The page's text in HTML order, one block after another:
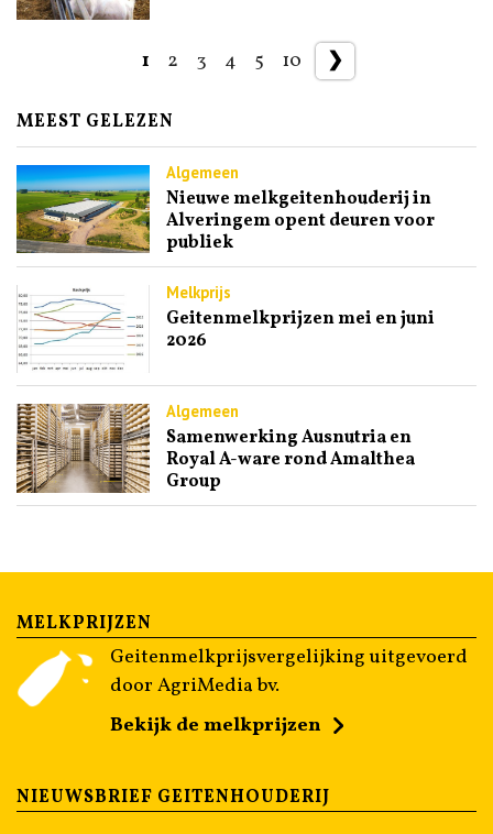
1 2 3 4 5 10 ❯
MEEST GELEZEN
Algemeen
Nieuwe melkgeitenhouderij in
Alveringem opent deuren voor
publiek
Melkprijs
Geitenmelkprijzen mei en juni
2026
Algemeen
Samenwerking Ausnutria en
Royal A-ware rond Amalthea
Group
MELKPRIJZEN
Geitenmelkprijsvergelijking uitgevoerd
door AgriMedia bv.
Bekijk de melkprijzen
NIEUWSBRIEF GEITENHOUDERIJ